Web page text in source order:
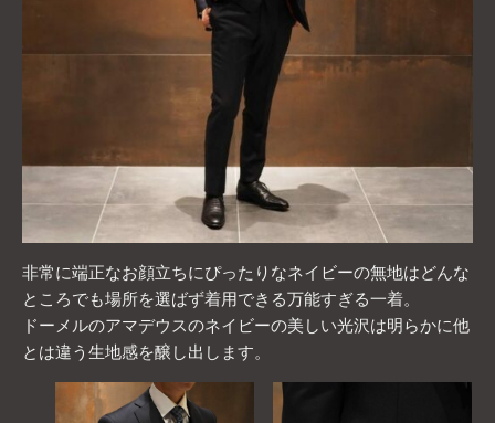
非常に端正なお顔立ちにぴったりなネイビーの無地はどんな
ところでも場所を選ばず着用できる万能すぎる一着。
ドーメルのアマデウスのネイビーの美しい光沢は明らかに他
とは違う生地感を醸し出します。